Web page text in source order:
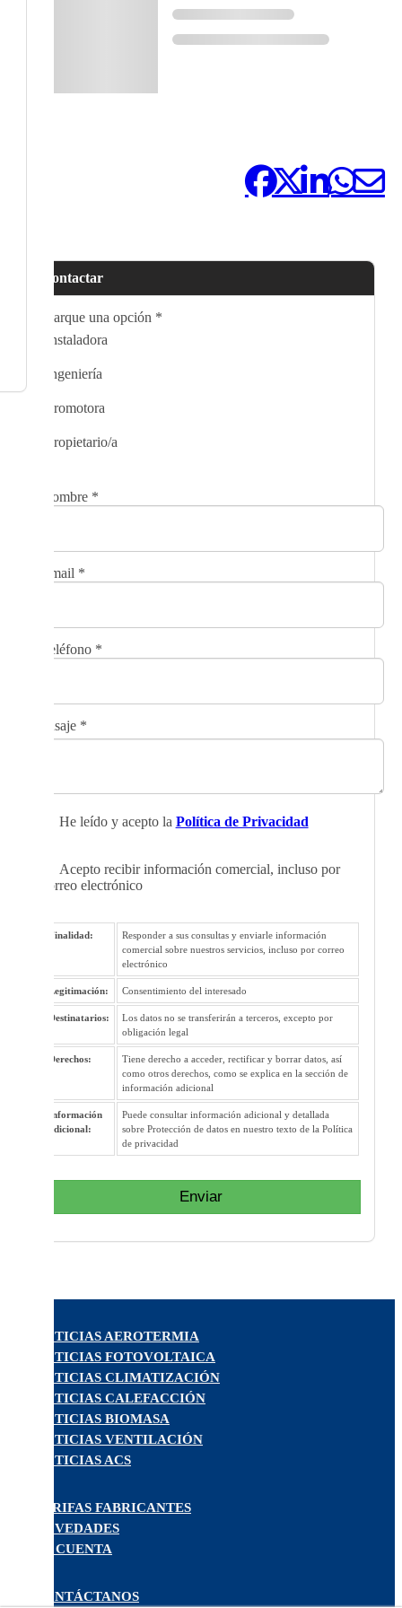
Contactar
Marque una opción *
Instaladora
Ingeniería
Promotora
Propietario/a
Nombre *
Email *
Teléfono *
Mensaje *
He leído y acepto la Política de Privacidad
Acepto recibir información comercial, incluso por
correo electrónico
Finalidad:
Responder a sus consultas y enviarle información
comercial sobre nuestros servicios, incluso por correo
electrónico
Legitimación: Consentimiento del interesado
Destinatarios:
Los datos no se transferirán a terceros, excepto por
obligación legal
Derechos:
Tiene derecho a acceder, rectificar y borrar datos, así
como otros derechos, como se explica en la sección de
información adicional
Información
adicional:
Puede consultar información adicional y detallada
sobre Protección de datos en nuestro texto de la Política
de privacidad
Enviar
NOTICIAS AEROTERMIA
NOTICIAS FOTOVOLTAICA
NOTICIAS CLIMATIZACIÓN
NOTICIAS CALEFACCIÓN
NOTICIAS BIOMASA
NOTICIAS VENTILACIÓN
NOTICIAS ACS
TARIFAS FABRICANTES
NOVEDADES
MI CUENTA
CONTÁCTANOS